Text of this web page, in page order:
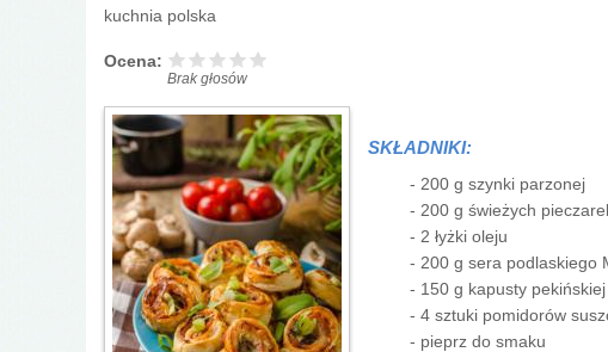
kuchnia polska
Ocena:
Brak głosów
SKŁADNIKI:
- 200 g
- 200 g
- 2
- 200 g sera
- 150 g kapusty
- 4 sztuki
- pieprz do smaku